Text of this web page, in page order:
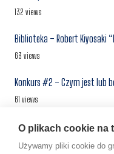
132 views
Biblioteka – Robert Kiyosaki
63 views
Konkurs #2 – Czym jest lub
61 views
“100-SIO” Apartamenty –
55 views
O plikach cookie na
Używamy pliki cookie do